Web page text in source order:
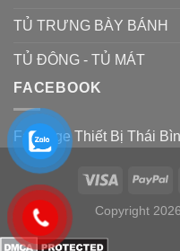
TỦ TRƯNG BÀY BÁNH
TỦ ĐÔNG - TỦ MÁT
FACEBOOK
Fanpage Thiết Bị Thái
Copyright